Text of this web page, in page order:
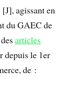
agissant en
du GAEC de
articles
depuis le 1er
de :